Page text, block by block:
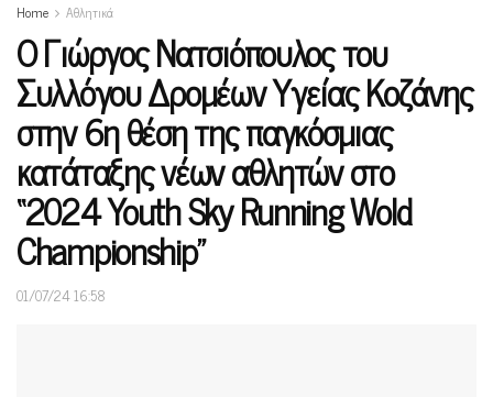
Home Αθλητικά
Ο Γιώργος Νατσιόπουλος του
Συλλόγου Δρομέων Υγείας Κοζάνης
στην 6η θέση της παγκόσμιας
κατάταξης νέων αθλητών στο
“2024 Youth Sky Running Wold
Championship”
01/07/24 16:58